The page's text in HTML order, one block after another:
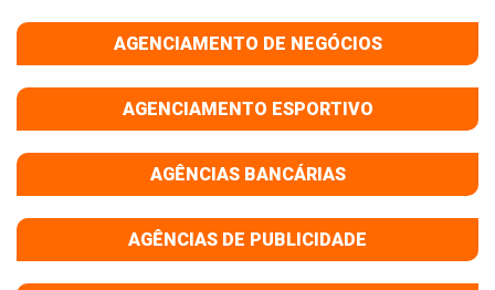
AGENCIAMENTO DE NEGÓCIOS
AGENCIAMENTO ESPORTIVO
AGÊNCIAS BANCÁRIAS
AGÊNCIAS DE PUBLICIDADE